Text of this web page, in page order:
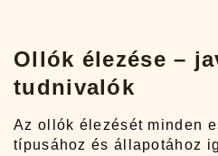
Ollók élezése –
tudnivalók
Az ollók élezését minden
típusához és állapotához